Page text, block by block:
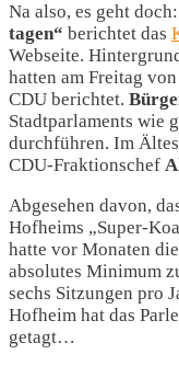
Na also, es geht doch:
tagen“ berichtet das
Webseite.
hatten am Freitag
CDU berichtet.
Stadtparlaments wie
durchführen. Im
CDU-Fraktionschef
Abgesehen davon,
Hofheims „Super-
hatte vor Monaten
absolutes Minimum
sechs Sitzungen pro
Hofheim hat das
getagt…